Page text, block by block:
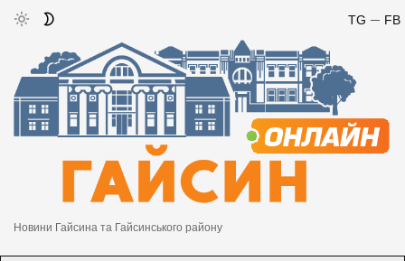
FB
TG
Новини Гайсина та Гайсинського району